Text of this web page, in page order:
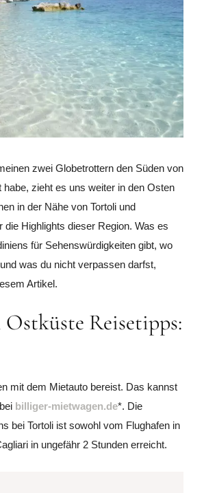
zwei Globetrottern den Süden von
habe, zieht es uns weiter in den Osten
in der Nähe von Tortoli und
die Highlights dieser Region. Was es
für Sehenswürdigkeiten gibt, wo
was du nicht verpassen darfst,
Artikel.
Reisetipps:
mit dem Mietauto bereist. Das kannst
billiger-mietwagen.de*. Die
bei Tortoli ist sowohl vom Flughafen in
in ungefähr 2 Stunden erreicht.